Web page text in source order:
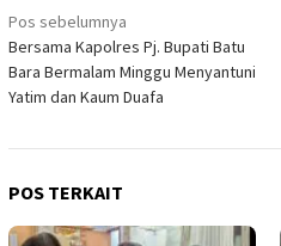
Navigasi
pos
Pos sebelumnya
Bersama Kapolres Pj. Bupati Batu
Bara Bermalam Minggu Menyantuni
Yatim dan Kaum Duafa
POS TERKAIT